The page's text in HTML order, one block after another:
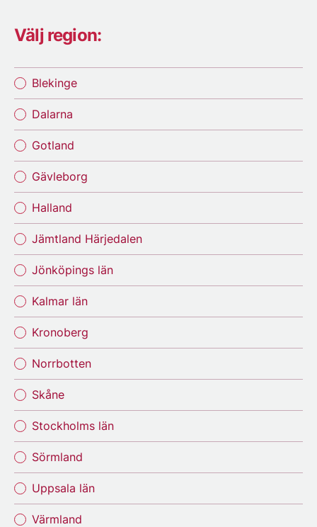
Välj region:
Blekinge
Dalarna
Gotland
Gävleborg
Halland
Jämtland Härjedalen
Jönköpings län
Kalmar län
Kronoberg
Norrbotten
Skåne
Stockholms län
Sörmland
Uppsala län
Värmland